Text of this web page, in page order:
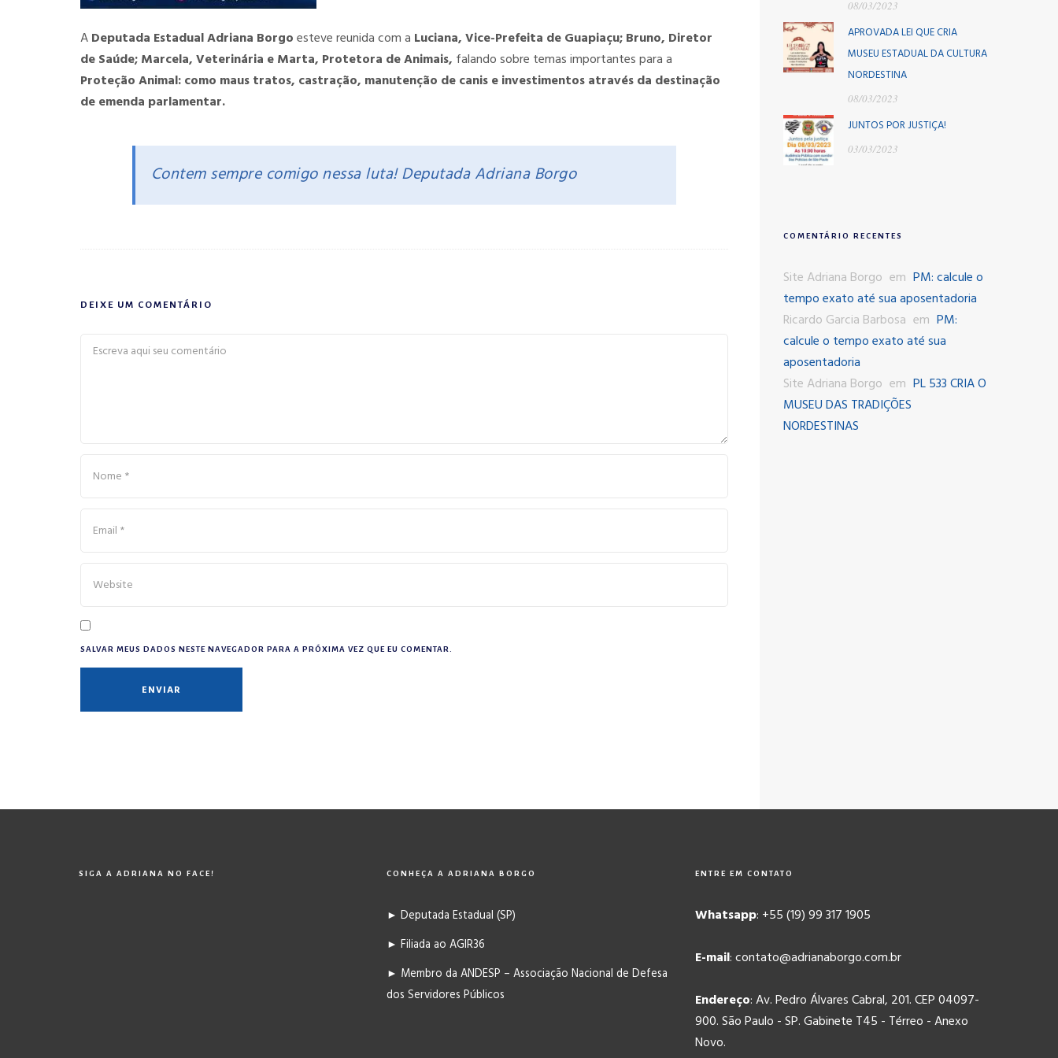
ADeputada Estadual Adriana Borgoesteve reunida com a Luciana, Vice-Prefeita de Guapiaçu; Bruno, Diretor
de Saúde; Marcela, Veterinária e Marta, Protetora de Animais, falando sobre temas importantes para a
Proteção Animal: como maus tratos, castração, manutenção de canis e investimentos através da destinação
de emenda parlamentar.
Contem sempre comigo nessa luta! Deputada Adriana Borgo
DEIXE UM COMENTÁRIO
SALVAR MEUS DADOS NESTE NAVEGADOR PARA A PRÓXIMA VEZ QUE EU COMENTAR.
08/03/2023
APROVADA LEI QUE CRIA
MUSEU ESTADUAL DA CULTURA
NORDESTINA
08/03/2023
JUNTOS POR JUSTIÇA!
03/03/2023
COMENTÁRIO RECENTES
Site Adriana Borgo em PM: calcule o
tempo exato até sua aposentadoria
Ricardo Garcia Barbosa em PM:
calcule o tempo exato até sua
aposentadoria
Site Adriana Borgo em PL 533 CRIA O
MUSEU DAS TRADIÇÕES
NORDESTINAS
SIGA A ADRIANA NO FACE! CONHEÇA A ADRIANA BORGO
► Deputada Estadual (SP)
► Filiada ao AGIR36
► Membro da ANDESP – Associação Nacional de Defesa
dos Servidores Públicos
ENTRE EM CONTATO
Whatsapp: +55 (19) 99 317 1905
E-mail: contato@adrianaborgo.com.br
Endereço: Av. Pedro Álvares Cabral, 201. CEP 04097-
900. São Paulo - SP. Gabinete T45 - Térreo - Anexo
Novo.